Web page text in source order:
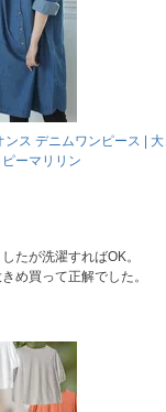
ス デニムワンピース | 大
ーマリリン
たが洗濯すればOK。
め買って正解でした。